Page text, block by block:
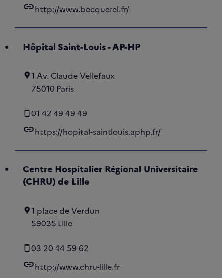
linkhttp://www.becquerel.fr/
Hôpital Saint-Louis - AP-HP
1 Av. Claude Vellefaux
75010 Paris
01 42 49 49 49
linkhttps://hopital-saintlouis.aphp.fr/
Centre Hospitalier Régional Universitaire
(CHRU) de Lille
1 place de Verdun
59035 Lille
03 20 44 59 62
linkhttp://www.chru-lille.fr